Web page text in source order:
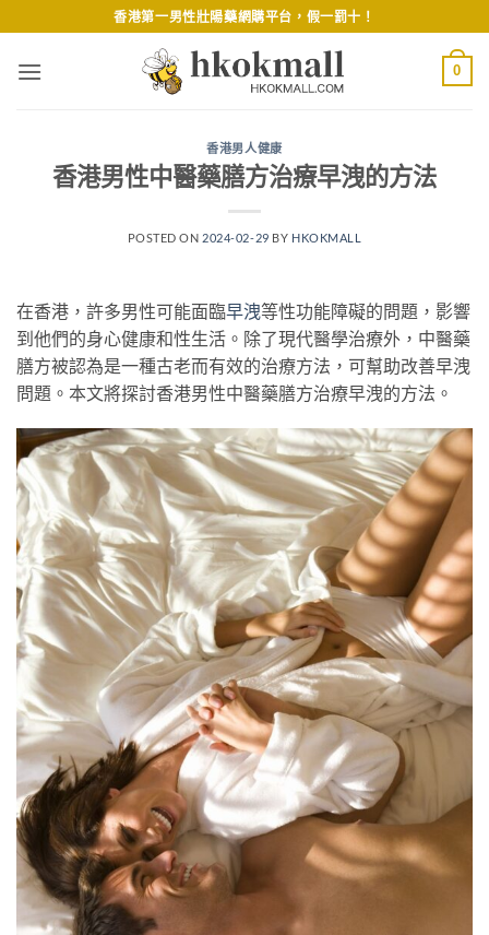
to
content
香港第一男性壯陽藥網購平台，假一罰十！
0
香港男人健康
香港男性中醫藥膳方治療早洩的方法
POSTED ON 2024-02-29 BY HKOKMALL
在香港，許多男性可能面臨早洩等性功能障礙的問題，影響
到他們的身心健康和性生活。除了現代醫學治療外，中醫藥
膳方被認為是一種古老而有效的治療方法，可幫助改善早洩
問題。本文將探討香港男性中醫藥膳方治療早洩的方法。